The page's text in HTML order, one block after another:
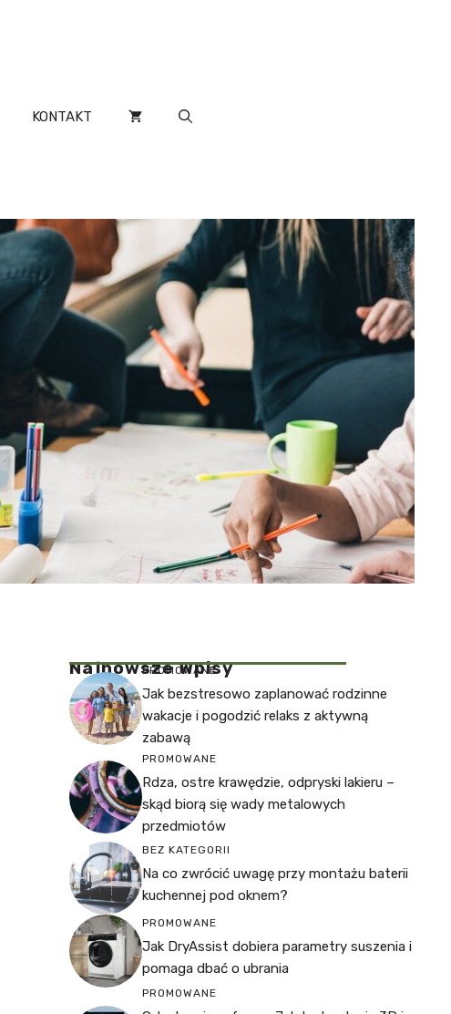
KONTAKT
Najnowsze Wpisy
PROMOWANE
Jak bezstresowo zaplanować rodzinne
wakacje i pogodzić relaks z aktywną
zabawą
PROMOWANE
Rdza, ostre krawędzie, odpryski lakieru –
skąd biorą się wady metalowych
przedmiotów
BEZ KATEGORII
Na co zwrócić uwagę przy montażu baterii
kuchennej pod oknem?
PROMOWANE
Jak DryAssist dobiera parametry suszenia i
pomaga dbać o ubrania
PROMOWANE